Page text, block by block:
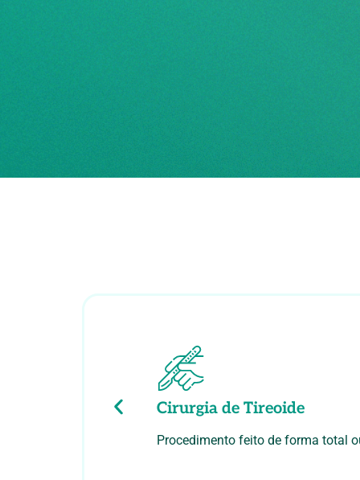
Cirurgia de Tireoide
Procedimento feito de forma total